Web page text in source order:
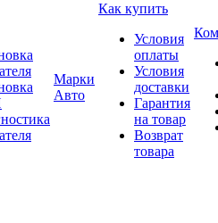
Марки
Авто
Как купить
Условия
оплаты
Условия
доставки
Гарантия
на товар
Возврат
товара